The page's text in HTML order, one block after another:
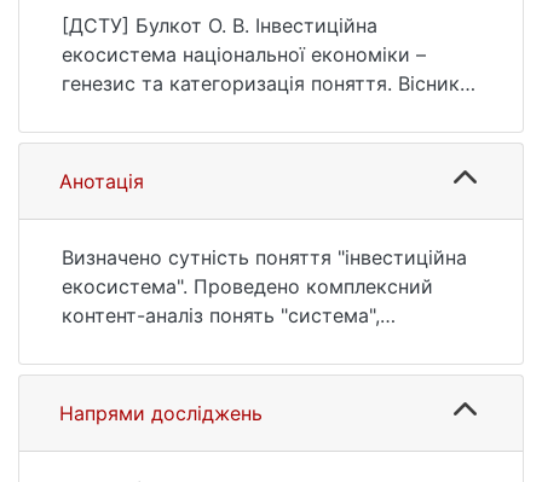
Київського національного університету
імені Тараса Шевченка. Економіка, (2(219)),
5–11. https://doi.org/10.17721/1728-
2667.2022/219-2/1
[ДСТУ] Булкот О. В. Інвестиційна
екосистема національної економіки –
генезис та категоризація поняття. Вісник
імені Тараса Шевченка. Економіка. 2022.
№ 2(219). С. 5—11. DOI: 10.17721/1728-
2667.2022/219-2/1 (дата звернення:
Анотація
Визначено сутність поняття "інвестиційна
екосистема". Проведено комплексний
контент-аналіз понять "система",
екосистема", на основі якого виявлено й
узагальнено спільні характеристики, що
дозволило зробити висновок про
Напрями досліджень